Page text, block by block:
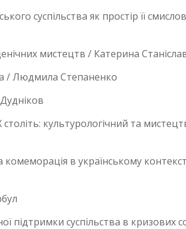
суспільства як простір її
мистецтв / Катерина
/ Людмила Степаненко
культурологічний та
в українському
суспільства в кризових